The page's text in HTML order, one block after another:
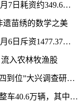
中国铝罐(06898)7月7日耗资约349.6万港元回购655.2万股
遗苗绣的数学之美
渣打集团(02888)7月6日斥资1477.37万英镑回购220.88万股
入农林牧渔股
国网甘肃电力：“四到位”大兴调查研究 全方位提升服务水平
上汽集团6月销售整车40.6万辆，其中新能源汽 8.6万辆